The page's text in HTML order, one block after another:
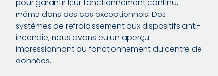
pour garantir leur fonctionnement continu,
même dans des cas exceptionnels. Des
systèmes de refroidissement aux dispositifs anti-
incendie, nous avons eu un aperçu
impressionnant du fonctionnement du centre de
données.